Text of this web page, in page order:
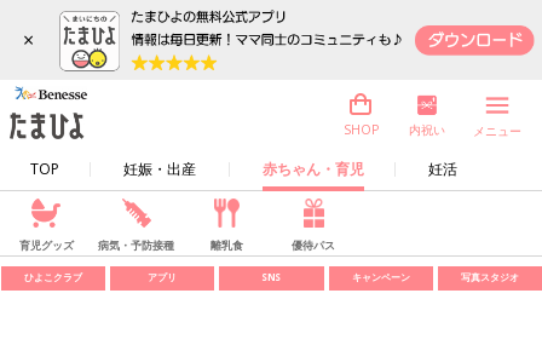
×
TOP 妊娠・出産 赤ちゃん・育児 妊活
SHOP 内祝い メニュー
育児グッズ 病気・予防接種 離乳食 優待パス
ひよこクラブ アプリ SNS キャンペーン 写真スタジオ